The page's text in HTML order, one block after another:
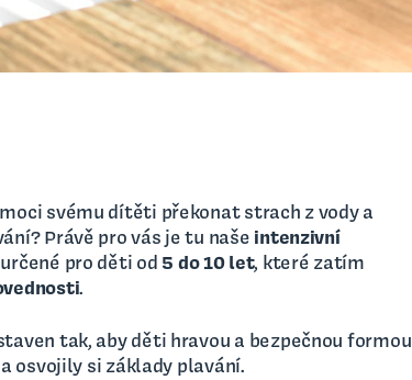
svému dítěti překonat strach z vody a
Právě pro vás je tu naše intenzivní
pro děti od 5 do 10 let, které zatím
.
tak, aby děti hravou a bezpečnou formou
osvojily si základy plavání.